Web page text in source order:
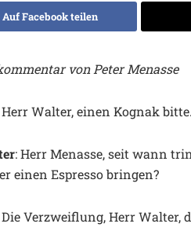
Auf Facebook teilen
von Peter Menasse
Herr Walter, einen Kognak bitte.
: Herr Menasse, seit wann
einen Espresso bringen?
Die Verzweiflung, Herr Walter,